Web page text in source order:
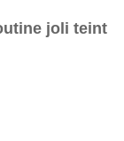
joli teint